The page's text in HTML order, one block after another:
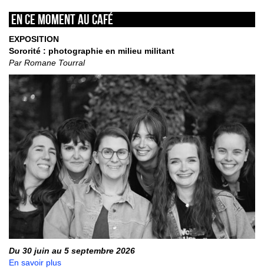
En ce moment au café
EXPOSITION
Sororité : photographie en milieu militant
Par Romane Tourral
Du 30 juin au 5 septembre 2026
En savoir plus